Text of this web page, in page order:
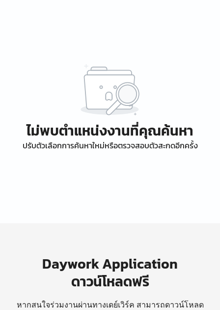
ไม่พบตำแหน่งงานที่คุณค้นหา
ปรับตัวเลือกการค้นหาใหม่หรือตรวจสอบตัวสะกดอีกครั้ง
Daywork Application
ดาวน์โหลดฟรี
หากสนใจร่วมงานผ่านทางเดย์เวิร์ค สามารถดาวน์โหลด